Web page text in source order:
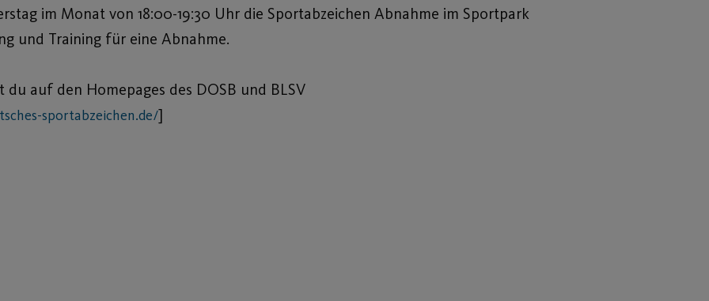
im Monat von 18:00-19:30 Uhr die Sportabzeichen Abnahme im Sportpark
und Training für eine Abnahme.
auf den Homepages des DOSB und BLSV
sportabzeichen.de/]